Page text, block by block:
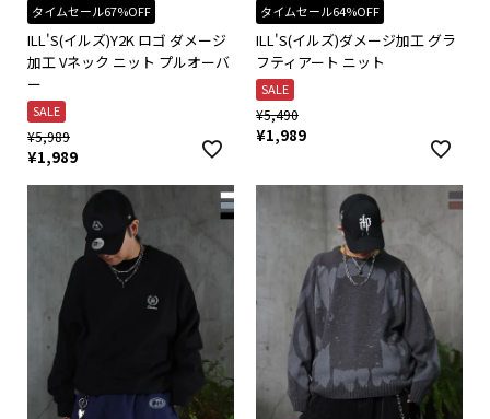
タイムセール67%OFF
ILL'S(イルズ)Y2K ロゴ ダメージ
加工 Vネック ニット プルオーバ
ー
SALE
¥5,989
¥1,989
タイムセール64%OFF
ILL'S(イルズ)ダメージ加工 グラ
フティアート ニット
SALE
¥5,490
¥1,989